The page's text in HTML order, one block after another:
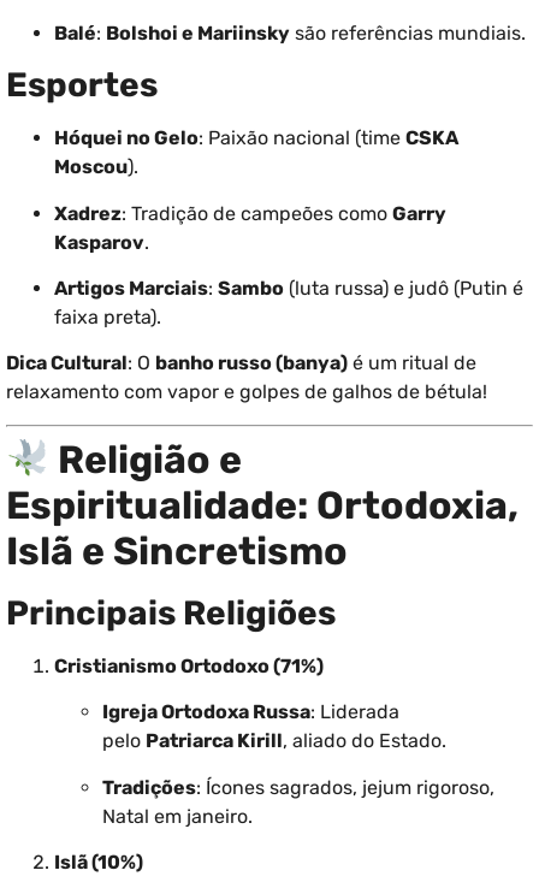
Balé: Bolshoi e Mariinsky são referências mundiais.
Esportes
Hóquei no Gelo: Paixão nacional (time CSKA
Moscou).
Xadrez: Tradição de campeões como Garry
Kasparov.
Artigos Marciais: Sambo (luta russa) e judô (Putin é
faixa preta).
Dica Cultural: O banho russo (banya) é um ritual de
relaxamento com vapor e golpes de galhos de bétula!
Religião e
Espiritualidade: Ortodoxia,
Islã e Sincretismo
Principais Religiões
Cristianismo Ortodoxo (71%)
Igreja Ortodoxa Russa: Liderada
pelo Patriarca Kirill, aliado do Estado.
Tradições: Ícones sagrados, jejum rigoroso,
Natal em janeiro.
Islã (10%)